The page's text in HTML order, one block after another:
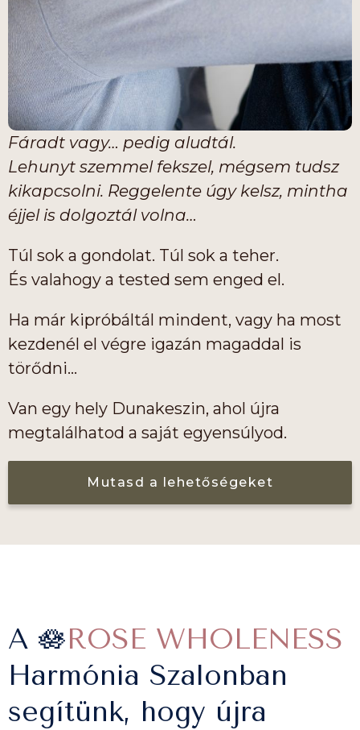
Fáradt vagy… pedig aludtál.
Lehunyt szemmel fekszel, mégsem tudsz
kikapcsolni. Reggelente úgy kelsz, mintha
éjjel is dolgoztál volna…
Túl sok a gondolat. Túl sok a teher.
És valahogy a tested sem enged el.
Ha már kipróbáltál mindent, vagy ha most
kezdenél el végre igazán magaddal is
törődni…
Van egy hely Dunakeszin, ahol újra
megtalálhatod a saját egyensúlyod.
Mutasd a lehetőségeket
A 🪷ROSE WHOLENESS
Harmónia Szalonban
segítünk, hogy újra